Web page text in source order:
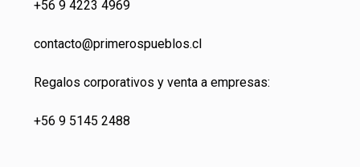
+56 9 4223 4969
contacto@primerospueblos.cl
Regalos corporativos y venta a empresas:
+56 9 5145 2488